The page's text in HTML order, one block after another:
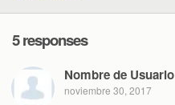
5 responses
Nombre de Usuario
noviembre 30, 2017